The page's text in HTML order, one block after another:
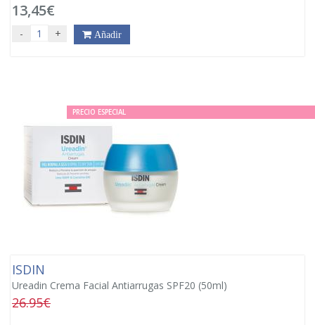
13,45€
- + Añadir
PRECIO ESPECIAL
ISDIN
Ureadin Crema Facial Antiarrugas SPF20 (50ml)
26.95€